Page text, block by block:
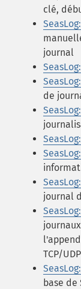
clé,
journal
de
journal
TCP/UDP
base de